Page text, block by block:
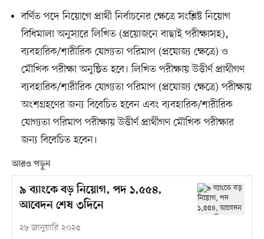
বর্ণিত পদে নিয়োগে প্রার্থী নির্বাচনের ক্ষেত্রে সংশ্লিষ্ট নিয়োগ
বিধিমালা অনুসারে লিখিত (প্রয়োজনে বাছাই পরীক্ষাসহ),
ব্যবহারিক/শারীরিক যোগ্যতা পরিমাপ (প্রযোজ্য ক্ষেত্রে) ও
মৌখিক পরীক্ষা অনুষ্ঠিত হবে। লিখিত পরীক্ষায় উত্তীর্ণ প্রার্থীগণ
ব্যবহারিক/শারীরিক যোগ্যতা পরিমাপ (প্রযোজ্য ক্ষেত্রে) পরীক্ষায়
অংশগ্রহণের জন্য বিবেচিত হবেন এবং ব্যবহারিক/শারীরিক
যোগ্যতা পরিমাপ পরীক্ষায় উত্তীর্ণ প্রার্থীগণ মৌখিক পরীক্ষার
জন্য বিবেচিত হবেন।
আরও পড়ুন
৯ ব্যাংকে বড় নিয়োগ, পদ ১,৫৫৪,
আবেদন শেষ ৩দিনে
২৮ জানুয়ারি ২০২৫